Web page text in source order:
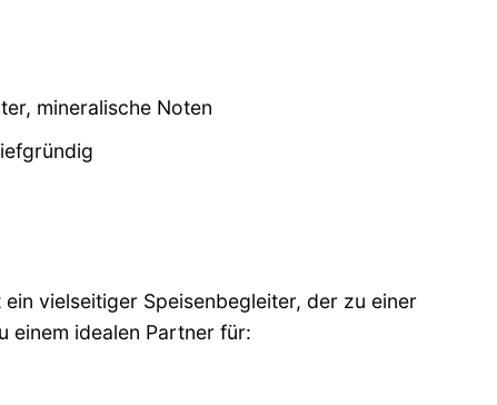
mineralische Noten
ein vielseitiger Speisenbegleiter, der zu einer
einem idealen Partner für: